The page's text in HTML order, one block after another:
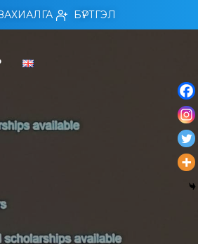
БҮРТГЭЛ